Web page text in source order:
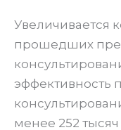
Увеличивается
прошедших
эффективность
менее 252